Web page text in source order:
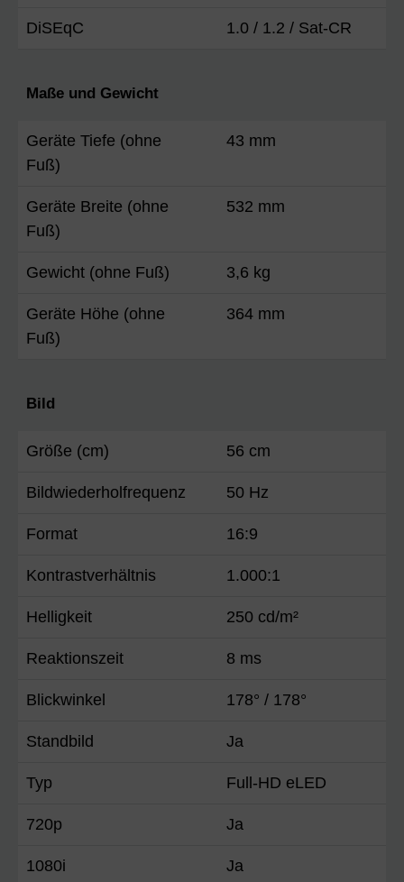
DiSEqC 1.0 / 1.2 / Sat-CR
Maße und Gewicht
Geräte Tiefe (ohne
Fuß)
43 mm
Geräte Breite (ohne
Fuß)
532 mm
Gewicht (ohne Fuß) 3,6 kg
Geräte Höhe (ohne
Fuß)
364 mm
Bild
Größe (cm) 56 cm
Bildwiederholfrequenz 50 Hz
Format 16:9
Kontrastverhältnis 1.000:1
Helligkeit 250 cd/m²
Reaktionszeit 8 ms
Blickwinkel 178° / 178°
Standbild Ja
Typ Full-HD eLED
720p Ja
1080i Ja